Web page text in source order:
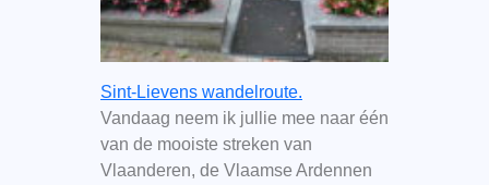
Sint-Lievens wandelroute.
Vandaag neem ik jullie mee naar één
van de mooiste streken van
Vlaanderen, de Vlaamse Ardennen